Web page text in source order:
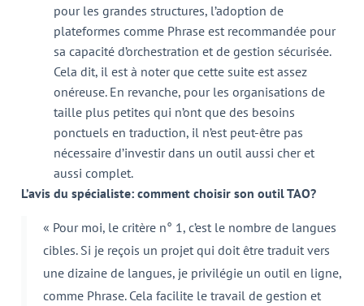
pour les grandes structures, l’adoption de
plateformes comme Phrase est recommandée pour
sa capacité d’orchestration et de gestion sécurisée.
Cela dit, il est à noter que cette suite est assez
onéreuse. En revanche, pour les organisations de
taille plus petites qui n’ont que des besoins
ponctuels en traduction, il n’est peut-être pas
nécessaire d’investir dans un outil aussi cher et
aussi complet.
L’avis du spécialiste: comment choisir son outil TAO?
« Pour moi, le critère n° 1, c’est le nombre de langues
cibles. Si je reçois un projet qui doit être traduit vers
une dizaine de langues, je privilégie un outil en ligne,
comme Phrase. Cela facilite le travail de gestion et